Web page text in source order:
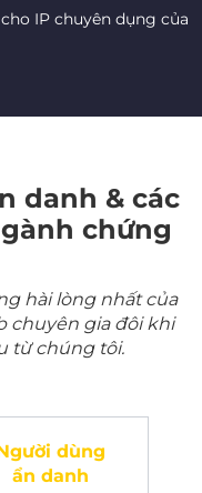
IP chuyên dụng của
danh & các
chứng
hài lòng nhất của
chuyên gia đôi khi
từ chúng tôi.
dùng
ẩn danh